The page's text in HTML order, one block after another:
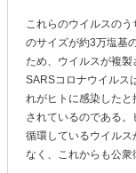
これらのウイルスの
のサイズが約3万塩基
ため、ウイルスが複
SARSコロナウイルス
れがヒトに感染した
されているのである
循環しているウイル
なく、これからも公